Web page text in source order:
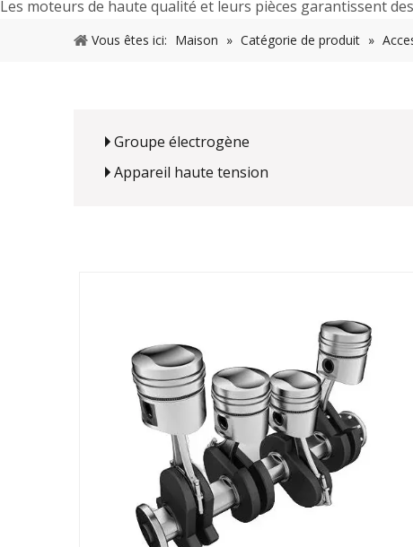
Les moteurs de haute qualité et leurs pièces garantissent
Vous êtes ici: Maison » Catégorie de produit »
Groupe électrogène
Appareil haute tension